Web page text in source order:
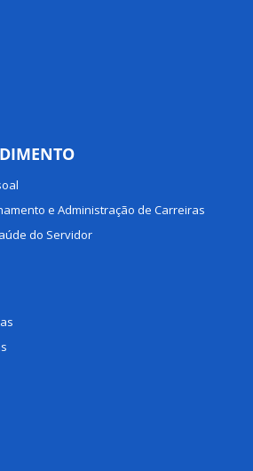
e Administração de Carreiras
do Servidor